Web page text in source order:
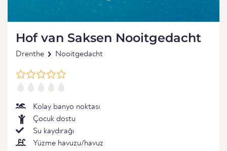
Hof van Saksen Nooitgedacht
Drenthe Nooitgedacht
Kolay banyo noktası
Çocuk dostu
Su kaydırağı
Yüzme havuzu/havuz